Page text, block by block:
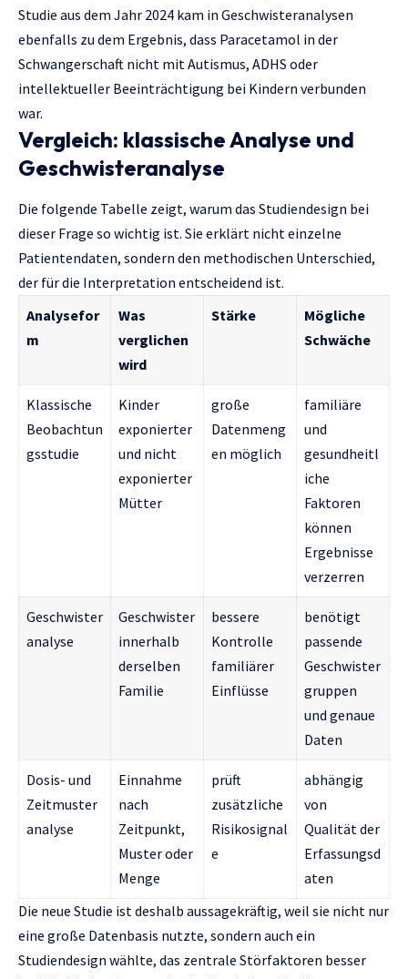
Studie aus dem Jahr 2024 kam in Geschwisteranalysen
ebenfalls zu dem Ergebnis, dass Paracetamol in der
Schwangerschaft nicht mit Autismus, ADHS oder
intellektueller Beeinträchtigung bei Kindern verbunden
war.
Vergleich: klassische Analyse und
Geschwisteranalyse
Die folgende Tabelle zeigt, warum das Studiendesign bei
dieser Frage so wichtig ist. Sie erklärt nicht einzelne
Patientendaten, sondern den methodischen Unterschied,
der für die Interpretation entscheidend ist.
Analysefor
m
Was
verglichen
wird
Stärke
Mögliche
Schwäche
Klassische
Beobachtun
gsstudie
Kinder
exponierter
und nicht
exponierter
Mütter
große
Datenmeng
en möglich
familiäre
und
gesundheitl
iche
Faktoren
können
Ergebnisse
verzerren
Geschwister
analyse
Geschwister
innerhalb
derselben
Familie
bessere
Kontrolle
familiärer
Einflüsse
benötigt
passende
Geschwister
gruppen
und genaue
Daten
Dosis- und
Zeitmuster
analyse
Einnahme
nach
Zeitpunkt,
Muster oder
Menge
prüft
zusätzliche
Risikosignal
e
abhängig
von
Qualität der
Erfassungsd
aten
Die neue Studie ist deshalb aussagekräftig, weil sie nicht nur
eine große Datenbasis nutzte, sondern auch ein
Studiendesign wählte, das zentrale Störfaktoren besser